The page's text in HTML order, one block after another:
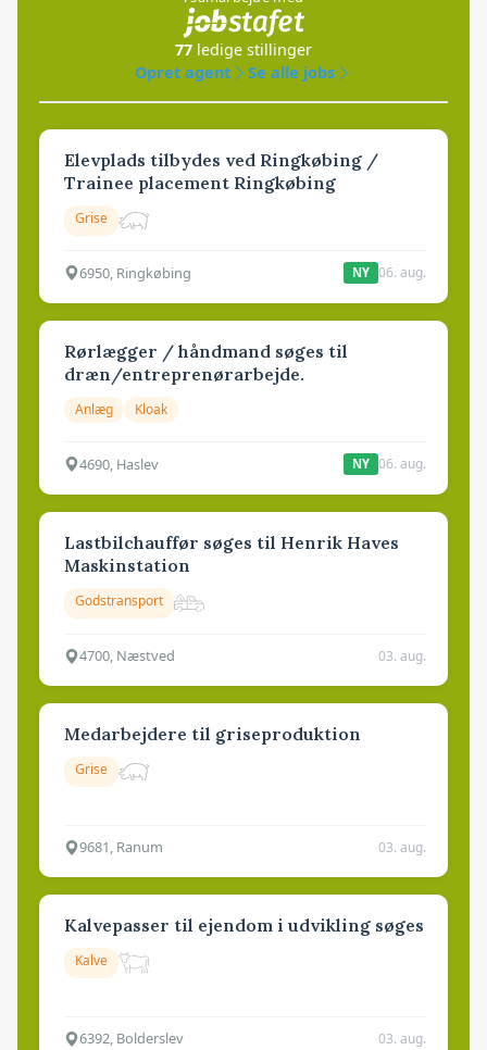
77 ledige stillinger
Opret agent
Se alle jobs
Elevplads tilbydes ved Ringkøbing /
Trainee placement Ringkøbing
Grise
6950, Ringkøbing NY 06. aug.
Rørlægger / håndmand søges til
dræn/entreprenørarbejde.
Anlæg Kloak
4690, Haslev NY 06. aug.
Lastbilchauffør søges til Henrik Haves
Maskinstation
Godstransport
4700, Næstved 03. aug.
Medarbejdere til griseproduktion
Grise
9681, Ranum 03. aug.
Kalvepasser til ejendom i udvikling søges
Kalve
6392, Bolderslev 03. aug.